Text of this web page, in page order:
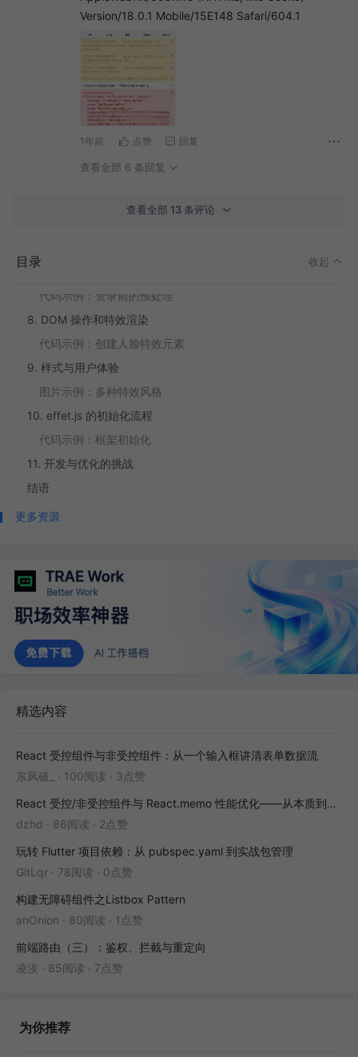
Version/18.0.1 Mobile/15E148 Safari/604.1
1年前 点赞 回复
查看全部 6 条回复
查看全部 13 条评论
目录 收起
1. effet.js 的整体架构
2. components 组件模块
3. core 核心模块
代码示例：人脸添加动作
4. styles 样式模块
5. util 通用工具模块
7. 核心模块中的预处理逻辑
代码示例：登录前的预处理
8. DOM 操作和特效渲染
代码示例：创建人脸特效元素
9. 样式与用户体验
图片示例：多种特效风格
10. effet.js 的初始化流程
代码示例：框架初始化
11. 开发与优化的挑战
结语
更多资源
精选内容
React 受控组件与非受控组件：从一个输入框讲清表单数据流
东风破_
· 100阅读 · 3点赞
React 受控/非受控组件与 React.memo 性能优化——从本质到实战
dzhd · 86阅读 · 2点赞
玩转 Flutter 项目依赖：从 pubspec.yaml 到实战包管理
GitLqr · 78阅读 · 0点赞
构建无障碍组件之Listbox Pattern
anOnion · 80阅读 · 1点赞
前端路由（三）：鉴权、拦截与重定向
凌涘 · 85阅读 · 7点赞
为你推荐